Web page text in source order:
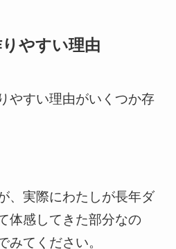
やすい理由
やすい理由がいくつか存
、実際にわたしが長年ダ
体感してきた部分なの
みてください。